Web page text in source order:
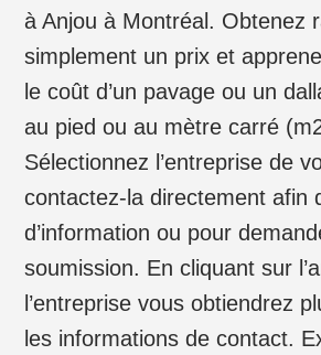
à Anjou à Montréal. Obtenez
simplement un prix et
le coût d’un pavage ou un
au pied ou au mètre carré
Sélectionnez l’entreprise de
contactez-la directement afin
d’information ou pour
soumission. En cliquant sur
l’entreprise vous obtiendrez
les informations de contact.